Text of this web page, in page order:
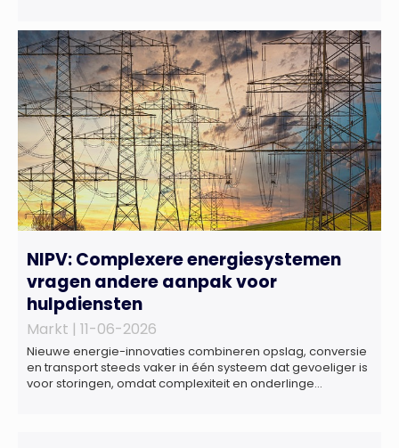
overnames verder uit. Naast M&A-advies kunnen
ondernemers, investeerders en dealteams vanaf nu ook
terecht voor ondersteuning op het gebied […]
NIPV: Complexere energiesystemen
vragen andere aanpak voor
hulpdiensten
Markt | 11-06-2026
Nieuwe energie-innovaties combineren opslag, conversie
en transport steeds vaker in één systeem dat gevoeliger is
voor storingen, omdat complexiteit en onderlinge